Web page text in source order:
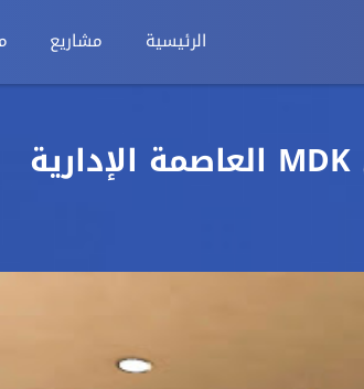
الرئيسية مشاريع
محل تجاري 50 متر للبيع في مول MDK العاصمة الإدارية